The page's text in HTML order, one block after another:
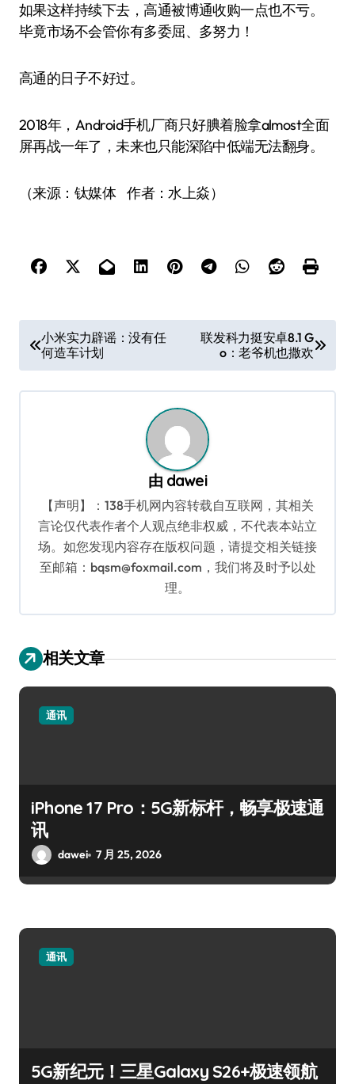
如果这样持续下去，高通被博通收购一点也不亏。
毕竟市场不会管你有多委屈、多努力！
高通的日子不好过。
2018年，Android手机厂商只好腆着脸拿almost全面
屏再战一年了，未来也只能深陷中低端无法翻身。
（来源：钛媒体 作者：水上焱）
章
导
小米实力辟谣：没有任
何造车计划
联发科力挺安卓8.1 G
o：老爷机也撒欢
由 dawei
【声明】：138手机网内容转载自互联网，其相关
言论仅代表作者个人观点绝非权威，不代表本站立
场。如您发现内容存在版权问题，请提交相关链接
至邮箱：bqsm@foxmail.com，我们将及时予以处
理。
相关文章
通讯
iPhone 17 Pro：5G新标杆，畅享极速通
讯
dawei 7 月 25, 2026
通讯
5G新纪元！三星Galaxy S26+极速领航